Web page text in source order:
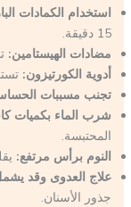
استخدام الكمادات
15 دقيقة.
مضادات الهيستامين:
أدوية الكورتيزون:
تجنب مسببات
شرب الماء بكميات
المحتبسة.
النوم برأس مرتفع:
علاج العدوى وقد
جذور الأسنان.